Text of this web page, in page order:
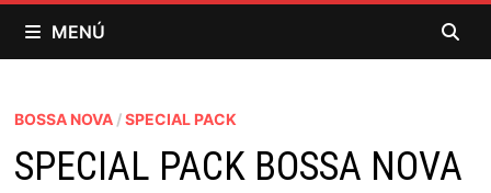
MENÚ
BOSSA NOVA/SPECIAL PACK
SPECIAL PACK BOSSA NOVA